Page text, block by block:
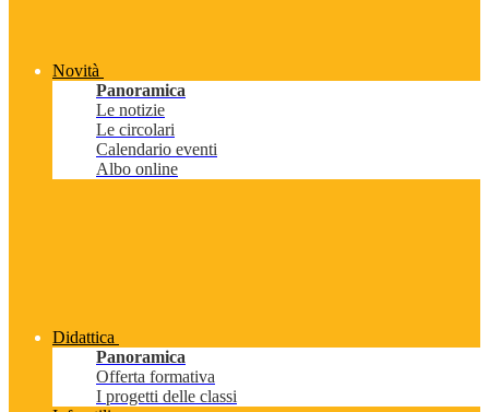
Novità
Panoramica
Le notizie
Le circolari
Calendario eventi
Albo online
Didattica
Panoramica
Offerta formativa
I progetti delle classi